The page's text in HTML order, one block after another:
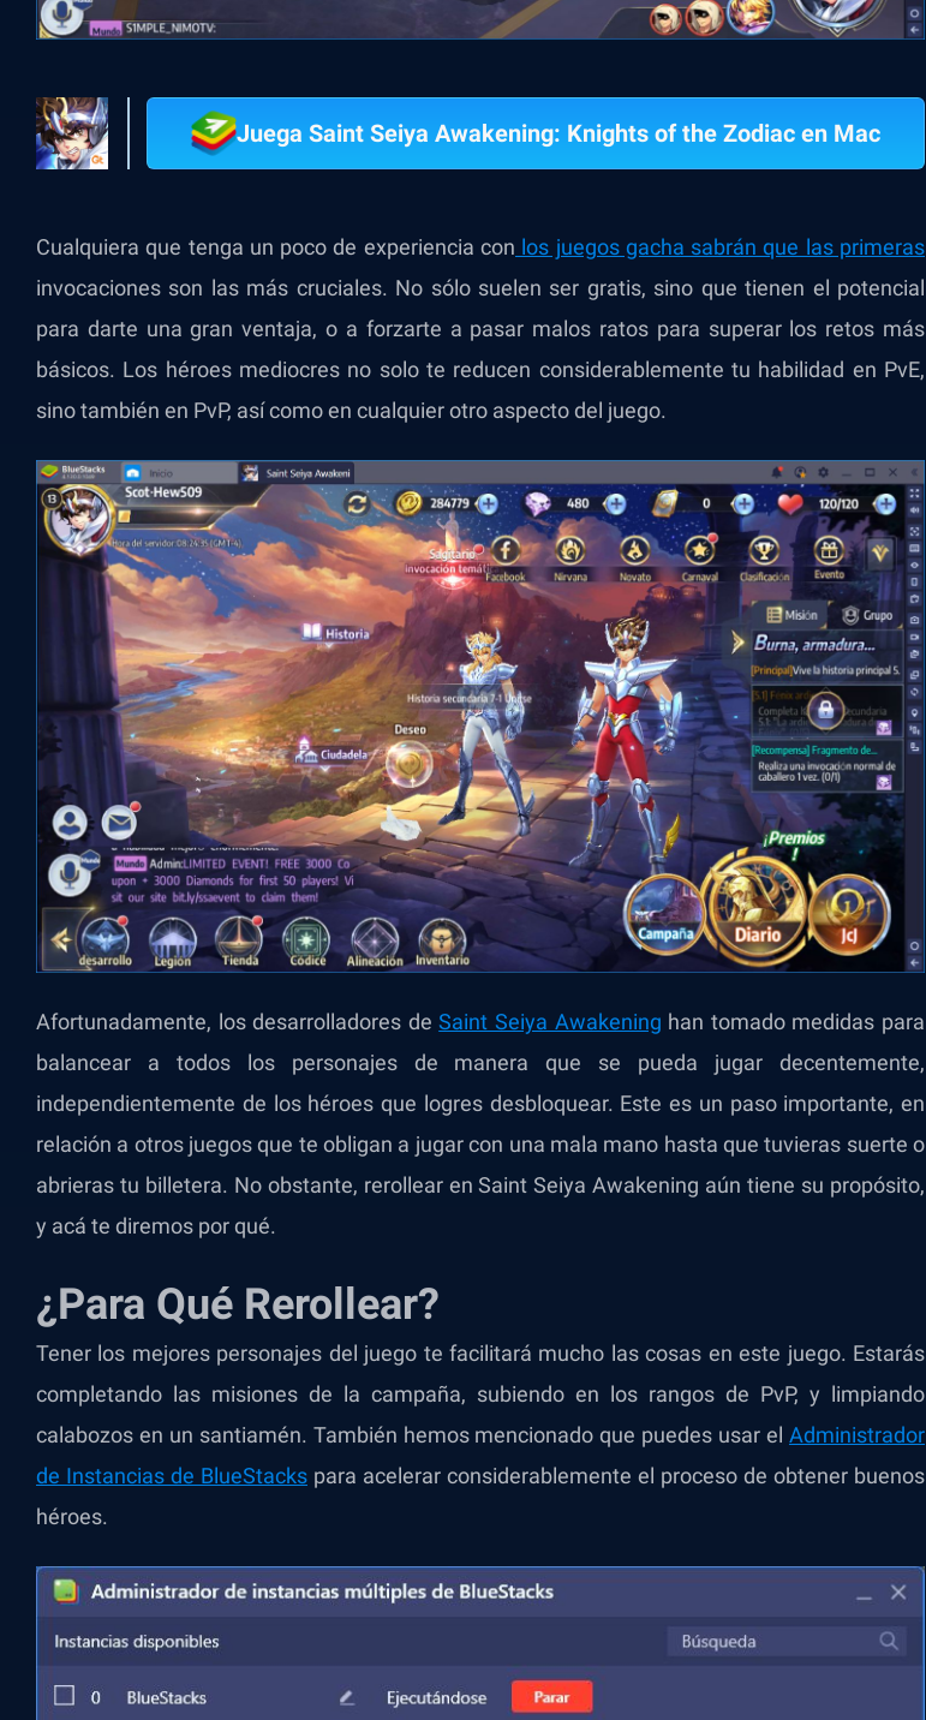
Juega Saint Seiya Awakening: Knights of the Zodiac en Mac
Cualquiera que tenga un poco de experiencia con los juegos gacha sabrán que las primeras
invocaciones son las más cruciales. No sólo suelen ser gratis, sino que tienen el potencial
para darte una gran ventaja, o a forzarte a pasar malos ratos para superar los retos más
básicos. Los héroes mediocres no solo te reducen considerablemente tu habilidad en PvE,
sino también en PvP, así como en cualquier otro aspecto del juego.
Afortunadamente, los desarrolladores deSaint Seiya Awakening han tomado medidas para
balancear a todos los personajes de manera que se pueda jugar decentemente,
independientemente de los héroes que logres desbloquear. Este es un paso importante, en
relación a otros juegos que te obligan a jugar con una mala mano hasta que tuvieras suerte o
abrieras tu billetera. No obstante, rerollear en Saint Seiya Awakening aún tiene su propósito,
y acá te diremos por qué.
¿Para Qué Rerollear?
Tener los mejores personajes del juego te facilitará mucho las cosas en este juego. Estarás
completando las misiones de la campaña, subiendo en los rangos de PvP, y limpiando
calabozos en un santiamén. También hemos mencionado que puedes usar el Administrador
de Instancias de BlueStacks para acelerar considerablemente el proceso de obtener buenos
héroes.